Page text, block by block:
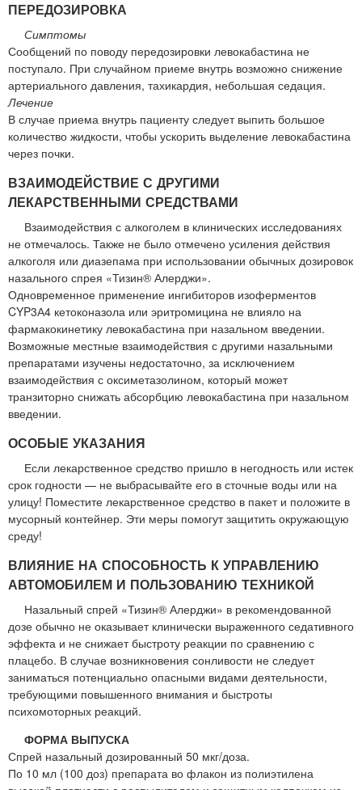
ПЕРЕДОЗИРОВКА
Симптомы
Сообщений по поводу передозировки левокабастина не
поступало. При случайном приеме внутрь возможно снижение
артериального давления, тахикардия, небольшая седация.
Лечение
В случае приема внутрь пациенту следует выпить большое
количество жидкости, чтобы ускорить выделение левокабастина
через почки.
ВЗАИМОДЕЙСТВИЕ С ДРУГИМИ
ЛЕКАРСТВЕННЫМИ СРЕДСТВАМИ
Взаимодействия с алкоголем в клинических исследованиях
не отмечалось. Также не было отмечено усиления действия
алкоголя или диазепама при использовании обычных дозировок
назального спрея «Тизин® Алерджи».
Одновременное применение ингибиторов изоферментов
CYP3А4 кетоконазола или эритромицина не влияло на
фармакокинетику левокабастина при назальном введении.
Возможные местные взаимодействия с другими назальными
препаратами изучены недостаточно, за исключением
взаимодействия с оксиметазолином, который может
транзиторно снижать абсорбцию левокабастина при назальном
введении.
ОСОБЫЕ УКАЗАНИЯ
Если лекарственное средство пришло в негодность или истек
срок годности — не выбрасывайте его в сточные воды или на
улицу! Поместите лекарственное средство в пакет и положите в
мусорный контейнер. Эти меры помогут защитить окружающую
среду!
ВЛИЯНИЕ НА СПОСОБНОСТЬ К УПРАВЛЕНИЮ
АВТОМОБИЛЕМ И ПОЛЬЗОВАНИЮ ТЕХНИКОЙ
Назальный спрей «Тизин® Алерджи» в рекомендованной
дозе обычно не оказывает клинически выраженного седативного
эффекта и не снижает быстроту реакции по сравнению с
плацебо. В случае возникновения сонливости не следует
заниматься потенциально опасными видами деятельности,
требующими повышенного внимания и быстроты
психомоторных реакций.
ФОРМА ВЫПУСКА
Спрей назальный дозированный 50 мкг/доза.
По 10 мл (100 доз) препарата во флакон из полиэтилена